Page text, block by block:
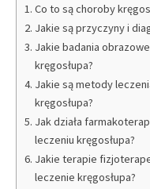
Co to są choroby
Jakie są przyczyny i
Jakie badania
kręgosłupa?
Jakie są metody
kręgosłupa?
Jak działa
leczeniu kręgosłupa?
Jakie terapie
leczenie kręgosłupa?